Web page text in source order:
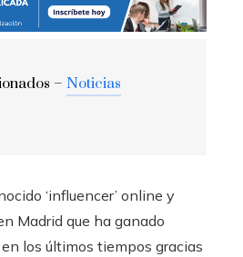
– Noticias
‘influencer’ online y
Madrid que ha ganado
los últimos tiempos gracias